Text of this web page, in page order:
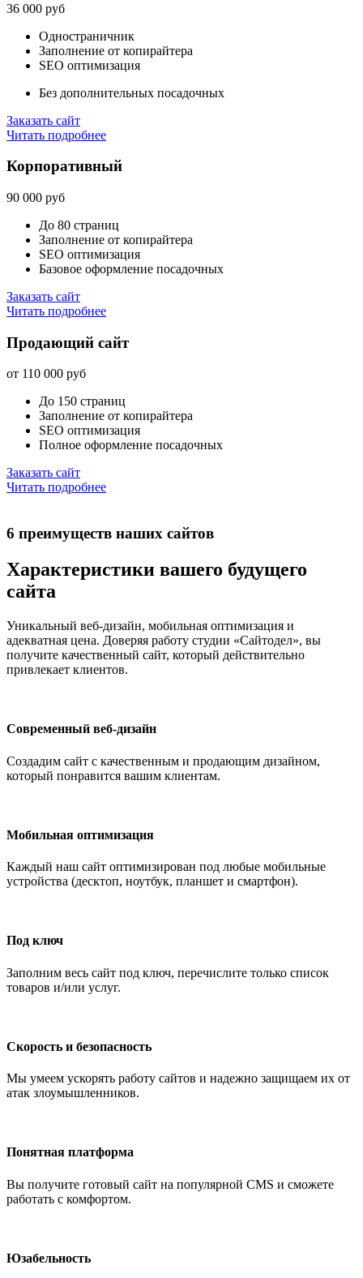
36 000 руб
Одностраничник
Заполнение от копирайтера
SEO оптимизация
Без дополнительных посадочных
Заказать сайт
Читать подробнее
Корпоративный
90 000 руб
До 80 страниц
Заполнение от копирайтера
SEO оптимизация
Базовое оформление посадочных
Заказать сайт
Читать подробнее
Продающий сайт
от 110 000 руб
До 150 страниц
Заполнение от копирайтера
SEO оптимизация
Полное оформление посадочных
Заказать сайт
Читать подробнее
6 преимуществ наших сайтов
Характеристики вашего будущего
сайта
Уникальный веб-дизайн, мобильная оптимизация и
адекватная цена. Доверяя работу студии «Сайтодел», вы
получите качественный сайт, который действительно
привлекает клиентов.
Современный веб-дизайн
Создадим сайт с качественным и продающим дизайном,
который понравится вашим клиентам.
Мобильная оптимизация
Каждый наш сайт оптимизирован под любые мобильные
устройства (десктоп, ноутбук, планшет и смартфон).
Под ключ
Заполним весь сайт под ключ, перечислите только список
товаров и/или услуг.
Скорость и безопасность
Мы умеем ускорять работу сайтов и надежно защищаем их от
атак злоумышленников.
Понятная платформа
Вы получите готовый сайт на популярной CMS и сможете
работать с комфортом.
Юзабельность